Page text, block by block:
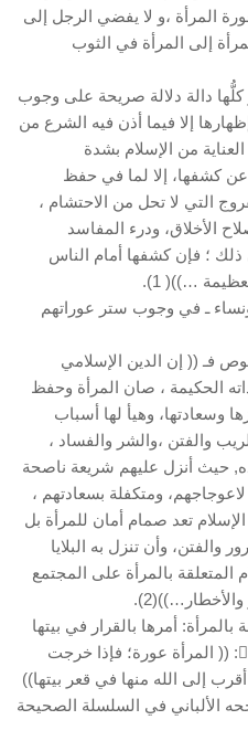
المرأة ،و لا يفضي الرجل إلى
إلى المرأة في الثوب
دالة دلالة صريحة على وجوب
إلا فيما أذن فيه الشرع من
من الإسلام بشدة
كشفها، إلا لما في حفظ
التي لا تحل من الاحتشام ،
الأخلاق، ودرء المفاسد
ذلك ؛ فإن كشفها أمام الناس
…))( 1).
ونساء ـ في وجوب ستر عوراتهم
فـ (( إن الدين الإسلامي
الحكيمة ، صان المرأة وحفظ
وسعادتها، وهيأ لها أسباب
والفتن ،والشر والفساد ،
حيث أنزل عليهم شريعة ناصحة
ومتكفلة بسعادتهم ،
الإسلام تعد صمام أمان للمرأة بل
وأن تنزل به البلايا
المتعلقة بالمرأة على المجتمع
أمرها بالقرار في بيتها
وعدم خروجها منه إلا لحاجة. يقول : (( المرأة عورة؛ فإذا خرجت
إلى الله منها في قعر بيتها))
الألباني في السلسلة الصحيحة